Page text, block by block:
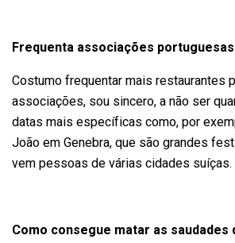
Frequenta associações
Costumo frequentar mais restaurantes
associações, sou sincero, a não ser
datas mais específicas como, por
João em Genebra, que são grandes
vem pessoas de várias cidades suíças.
Como consegue matar as saudades